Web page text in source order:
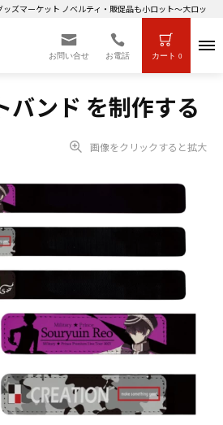
ズマーケット ノベルティ・販促品も小ロット～大ロット
お問い合せ お電話 カート 0
バンド を制作する
画像をクリックすると拡大